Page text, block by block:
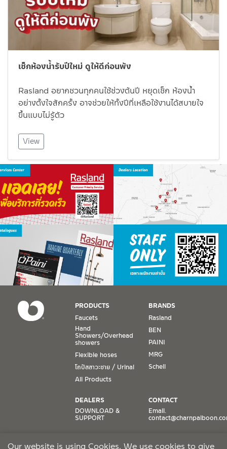
เช็กห้องน้ำรับปีใหม่ ดูให้ดีก่อนพัง
Rasland อยากชวนทุกคนใช้ช่วงต้นปี หยุดเช็ก ห้องน้ำ
อย่างตั้งใจสักครั้ง อาจช่วยให้ทั้งปีที่เหลือใช้งานได้สบายใจ
ขึ้นแบบไม่รู้ตัว
View
PRODUCTS
Faucets
Hand
Showers/Overhead
showers
Flexible hoses
โถปัสสาวะชาย / Urinal
All Products
BRANDS
Rasland
BEN
PAINI
MRG
Schell
DEALERS
DOWNLOAD &
SUPPORT
CONTACT
Email.
Our website is using Cookies. We use cookies to give